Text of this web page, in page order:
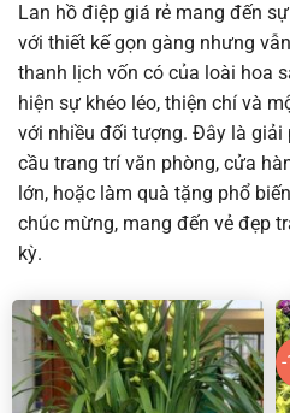
Lan hồ điệp giá rẻ mang đến
với thiết kế gọn gàng nhưng
thanh lịch vốn có của loài hoa
hiện sự khéo léo, thiện chí và
với nhiều đối tượng. Đây là giải
cầu trang trí văn phòng, cửa
lớn, hoặc làm quà tặng phổ
chúc mừng, mang đến vẻ đẹp
kỳ.